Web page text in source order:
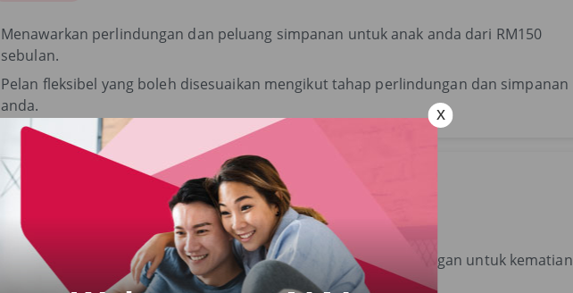
Menawarkan perlindungan dan peluang simpanan untuk anak anda dari RM150
sebulan.
Pelan fleksibel yang boleh disesuaikan mengikut tahap perlindungan dan simpanan
anda.
AIA One Plan
Pelan insurans hayat mampu milik yang menyediakan perlindungan untuk kematian
serta hilang upaya menyeluruh dan kekal (HUMK).